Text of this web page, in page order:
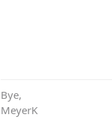
Bye,
MeyerK